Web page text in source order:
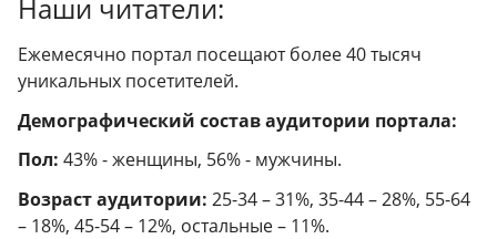
Наши читатели:
Ежемесячно портал посещают более 40 тысяч
уникальных посетителей.
Демографический состав аудитории портала:
Пол: 43% - женщины, 56% - мужчины.
Возраст аудитории: 25-34 – 31%, 35-44 – 28%, 55-64
– 18%, 45-54 – 12%, остальные – 11%.